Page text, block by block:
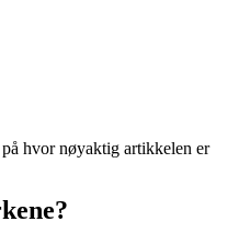
hvor nøyaktig artikkelen er